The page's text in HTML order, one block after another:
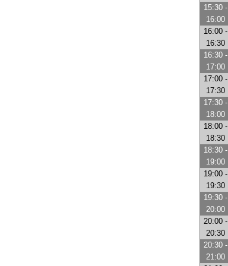
15:30 -
16:00
16:00 -
16:30
16:30 -
17:00
17:00 -
17:30
17:30 -
18:00
18:00 -
18:30
18:30 -
19:00
19:00 -
19:30
19:30 -
20:00
20:00 -
20:30
20:30 -
21:00